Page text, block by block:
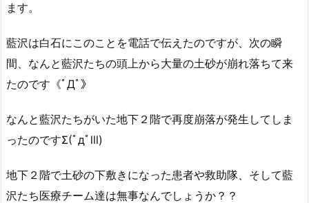
ます。
藍沢は白石にこのことを電話で伝えたのですが、次の瞬
間、なんと藍沢たちの頭上から大量の土砂が崩れ落ちて来
たのです《ﾟДﾟ》
なんと藍沢たちがいた地下２階で再度崩落が発生してしま
ったのですΣ(ﾟдﾟlll)
地下２階で土砂の下敷きになった患者や救助隊、そして藍
沢たち医療チーム達は無事なんでしょうか？？